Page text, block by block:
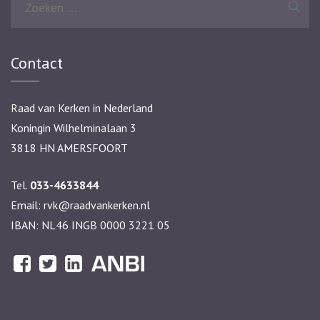
Contact
Raad van Kerken in Nederland
Koningin Wilhelminalaan 3
3818 HN AMERSFOORT
Tel. 033-4633844
Email: rvk@raadvankerken.nl
IBAN: NL46 INGB 0000 3221 05